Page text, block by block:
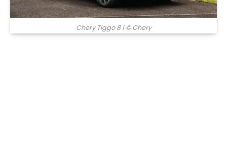
Chery Tiggo 8| © Chery